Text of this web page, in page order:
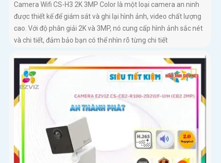
Camera Wifi CS-H3 2K 3MP Color là một loại camera an ninh
được thiết kế để giám sát và ghi lại hình ảnh, video chất lượng
cao. Với độ phân giải 2K và 3MP, nó cung cấp hình ảnh sắc nét
và chi tiết, đảm bảo bạn có thể nhìn rõ từng chi tiết